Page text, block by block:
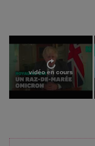
vidéo en cours